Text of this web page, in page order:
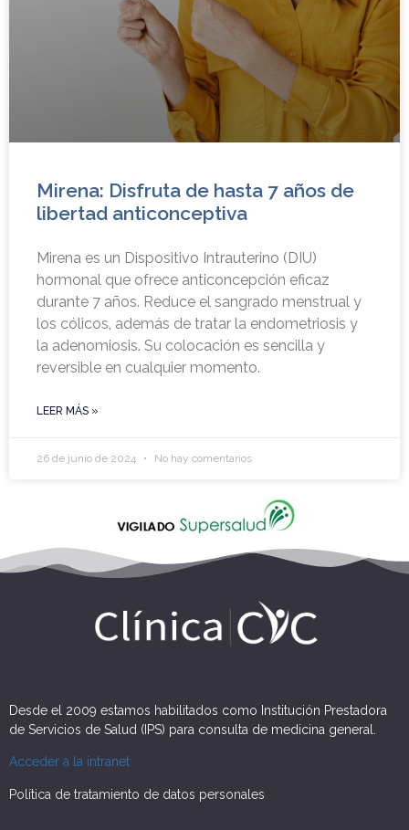
Mirena: Disfruta de hasta 7 años de
libertad anticonceptiva
Mirena es un Dispositivo Intrauterino (DIU)
hormonal que ofrece anticoncepción eficaz
durante 7 años. Reduce el sangrado menstrual y
los cólicos, además de tratar la endometriosis y
la adenomiosis. Su colocación es sencilla y
reversible en cualquier momento.
LEER MÁS »
26 de junio de 2024 No hay comentarios
Desde el 2009 estamos habilitados como Institución Prestadora
de Servicios de Salud (IPS) para consulta de medicina general.
Acceder a la intranet
Política de tratamiento de datos personales